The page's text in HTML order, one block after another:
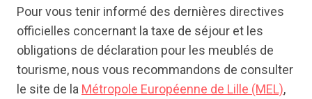
Pour vous tenir informé des dernières directives
officielles concernant la taxe de séjour et les
obligations de déclaration pour les meublés de
tourisme, nous vous recommandons de consulter
le site de la Métropole Européenne de Lille (MEL),